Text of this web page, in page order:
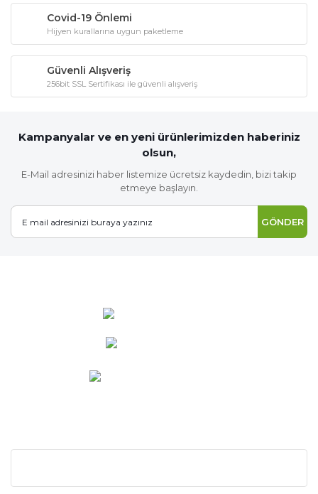
Covid-19 Önlemi
Hijyen kurallarına uygun paketleme
Güvenli Alışveriş
256bit SSL Sertifikası ile güvenli alışveriş
Kampanyalar ve en yeni ürünlerimizden haberiniz
olsun,
E-Mail adresinizi haber listemize ücretsiz kaydedin, bizi takip
etmeye başlayın.
GÖNDER